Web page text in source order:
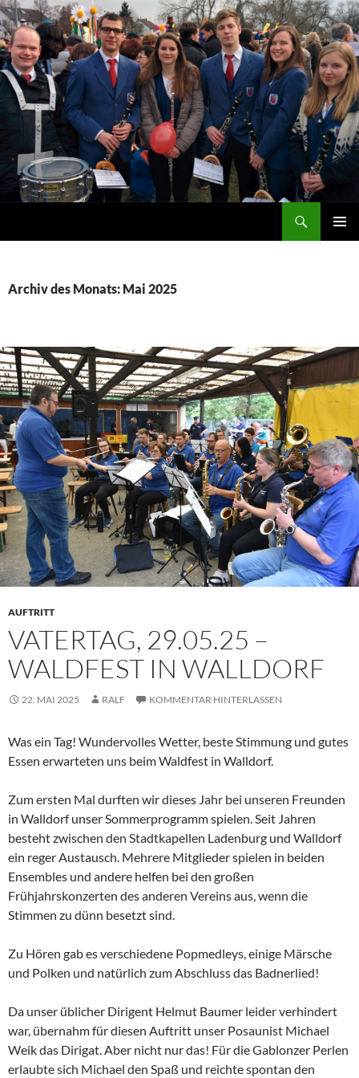
Zum
Inhalt
springen
Archiv des Monats: Mai 2025
AUFTRITT
VATERTAG, 29.05.25 –
WALDFEST IN WALLDORF
22. MAI 2025 RALF KOMMENTAR HINTERLASSEN
Was ein Tag! Wundervolles Wetter, beste Stimmung und gutes
Essen erwarteten uns beim Waldfest in Walldorf.
Zum ersten Mal durften wir dieses Jahr bei unseren Freunden
in Walldorf unser Sommerprogramm spielen. Seit Jahren
besteht zwischen den Stadtkapellen Ladenburg und Walldorf
ein reger Austausch. Mehrere Mitglieder spielen in beiden
Ensembles und andere helfen bei den großen
Frühjahrskonzerten des anderen Vereins aus, wenn die
Stimmen zu dünn besetzt sind.
Zu Hören gab es verschiedene Popmedleys, einige Märsche
und Polken und natürlich zum Abschluss das Badnerlied!
Da unser üblicher Dirigent Helmut Baumer leider verhindert
war, übernahm für diesen Auftritt unser Posaunist Michael
Weik das Dirigat. Aber nicht nur das! Für die Gablonzer Perlen
erlaubte sich Michael den Spaß und reichte spontan den